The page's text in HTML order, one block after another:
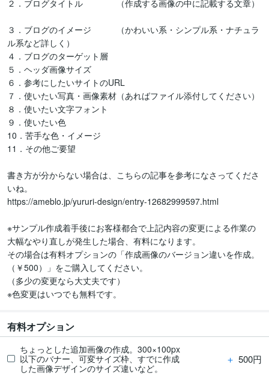
２．ブログタイトル　　　　（作成する画像の中に記載する文章）
３．ブログのイメージ　　　（かわいい系・シンプル系・ナチュラ
ル系など詳しく）
４．ブログのターゲット層
５．ヘッダ画像サイズ
６．参考にしたいサイトのURL
７．使いたい写真・画像素材（あればファイル添付してください）
８．使いたい文字フォント
９．使いたい色
10．苦手な色・イメージ
11．その他ご要望
書き方が分からない場合は、こちらの記事を参考になさってくださ
いね。
https://ameblo.jp/yururi-design/entry-12682999597.html
※サンプル作成着手後にお客様都合で上記内容の変更による作業の
大幅なやり直しが発生した場合、有料になります。
その場合は有料オプションの「作成画像のバージョン違いを作成。
（￥500）」をご購入してください。
（多少の変更なら大丈夫です）
※色変更はいつでも無料です。
有料オプション
ちょっとした追加画像の作成。300×100px
以下のバナー、可変サイズ枠、すでに作成
した画像デザインのサイズ違いなど。
＋ 500円